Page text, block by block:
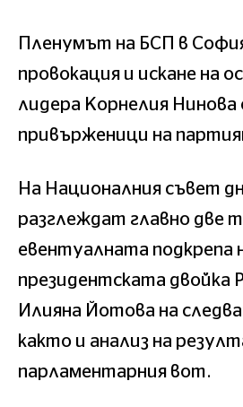
Пленумът на БСП в
провокация и искане на
лидера Корнелия Нинова
привърженици на
На Националния съвет
разглеждат главно две
евентуалната подкрепа
президентската двойка
Илияна Йотова на
както и анализ на
парламентарния вот.